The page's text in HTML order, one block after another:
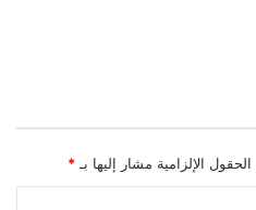
الحقول الإلزامية مشار إليها بـ *